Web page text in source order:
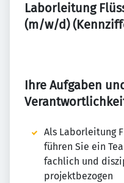
Laborleitung
(m/w/d)
Ihre Aufgaben
Als Laborleitung
führen Sie ein
fachlich und
projektbezogen